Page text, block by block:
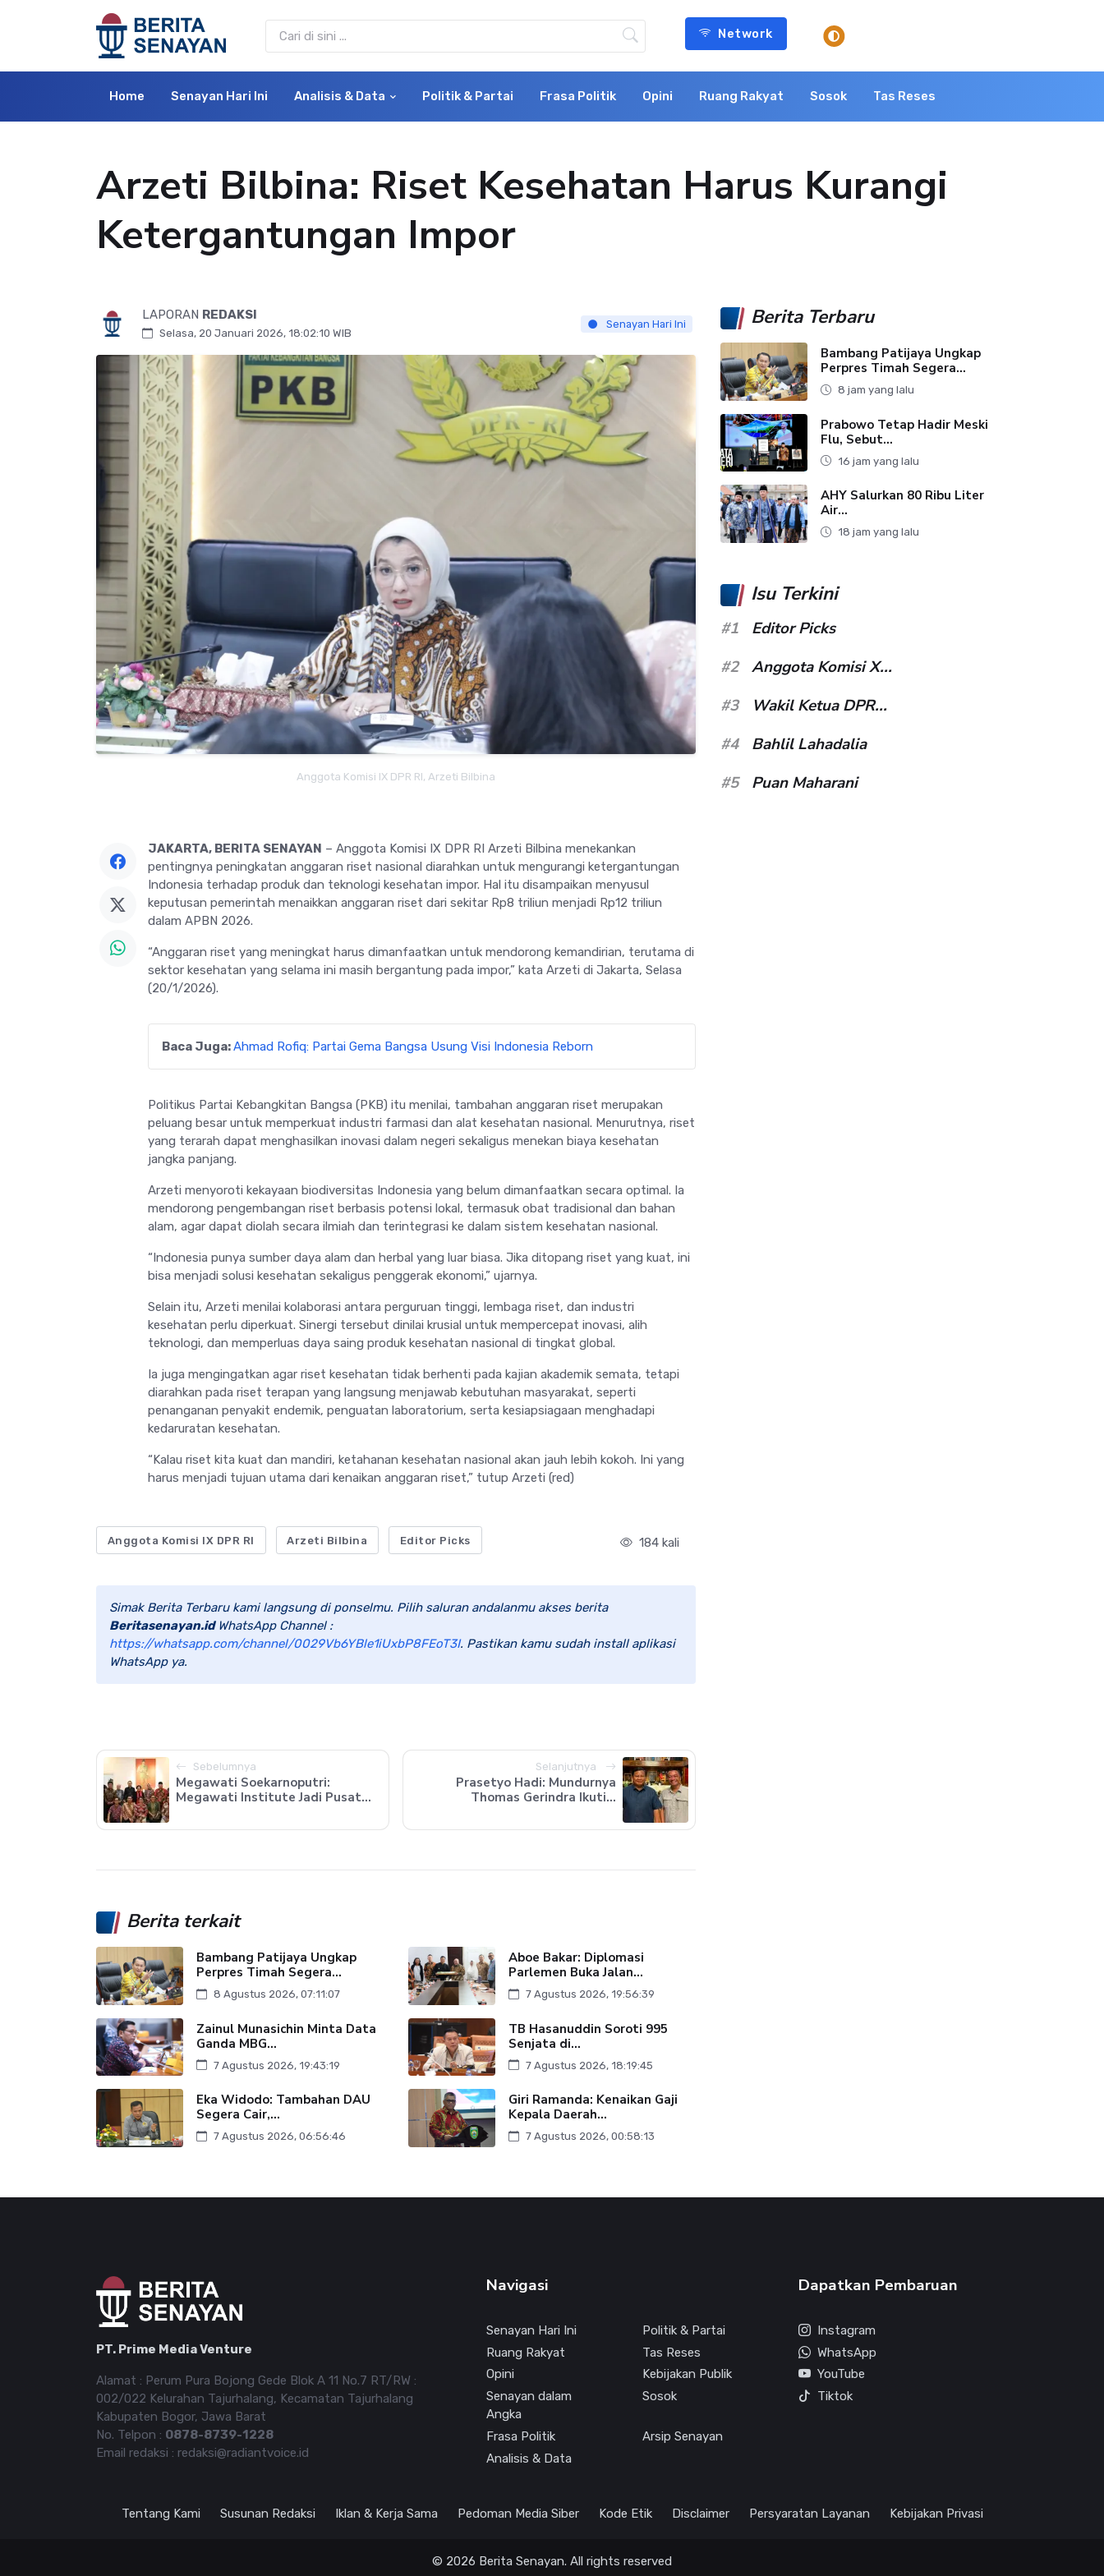
Network
Home Senayan Hari Ini Analisis & Data Politik & Partai Frasa Politik Opini Ruang Rakyat Sosok Tas Reses
Arzeti Bilbina: Riset Kesehatan Harus Kurangi
Ketergantungan Impor
LAPORAN REDAKSI
Selasa, 20 Januari 2026, 18:02:10 WIB
Senayan Hari Ini
Anggota Komisi IX DPR RI, Arzeti Bilbina
JAKARTA, BERITA SENAYAN – Anggota Komisi IX DPR RI Arzeti Bilbina menekankan
pentingnya peningkatan anggaran riset nasional diarahkan untuk mengurangi ketergantungan
Indonesia terhadap produk dan teknologi kesehatan impor. Hal itu disampaikan menyusul
keputusan pemerintah menaikkan anggaran riset dari sekitar Rp8 triliun menjadi Rp12 triliun
dalam APBN 2026.
“Anggaran riset yang meningkat harus dimanfaatkan untuk mendorong kemandirian, terutama di
sektor kesehatan yang selama ini masih bergantung pada impor,” kata Arzeti di Jakarta, Selasa
(20/1/2026).
Baca Juga:Ahmad Rofiq: Partai Gema Bangsa Usung Visi Indonesia Reborn
Politikus Partai Kebangkitan Bangsa (PKB) itu menilai, tambahan anggaran riset merupakan
peluang besar untuk memperkuat industri farmasi dan alat kesehatan nasional. Menurutnya, riset
yang terarah dapat menghasilkan inovasi dalam negeri sekaligus menekan biaya kesehatan
jangka panjang.
Arzeti menyoroti kekayaan biodiversitas Indonesia yang belum dimanfaatkan secara optimal. Ia
mendorong pengembangan riset berbasis potensi lokal, termasuk obat tradisional dan bahan
alam, agar dapat diolah secara ilmiah dan terintegrasi ke dalam sistem kesehatan nasional.
“Indonesia punya sumber daya alam dan herbal yang luar biasa. Jika ditopang riset yang kuat, ini
bisa menjadi solusi kesehatan sekaligus penggerak ekonomi,” ujarnya.
Selain itu, Arzeti menilai kolaborasi antara perguruan tinggi, lembaga riset, dan industri
kesehatan perlu diperkuat. Sinergi tersebut dinilai krusial untuk mempercepat inovasi, alih
teknologi, dan memperluas daya saing produk kesehatan nasional di tingkat global.
Ia juga mengingatkan agar riset kesehatan tidak berhenti pada kajian akademik semata, tetapi
diarahkan pada riset terapan yang langsung menjawab kebutuhan masyarakat, seperti
penanganan penyakit endemik, penguatan laboratorium, serta kesiapsiagaan menghadapi
kedaruratan kesehatan.
“Kalau riset kita kuat dan mandiri, ketahanan kesehatan nasional akan jauh lebih kokoh. Ini yang
harus menjadi tujuan utama dari kenaikan anggaran riset,” tutup Arzeti (red)
Anggota Komisi IX DPR RI Arzeti Bilbina Editor Picks 184 kali
Simak Berita Terbaru kami langsung di ponselmu. Pilih saluran andalanmu akses berita
Beritasenayan.idWhatsApp Channel :
https://whatsapp.com/channel/0029Vb6YBle1iUxbP8FEoT3I. Pastikan kamu sudah install aplikasi
WhatsApp ya.
Sebelumnya
Megawati Soekarnoputri:
Megawati Institute Jadi Pusat...
Selanjutnya
Prasetyo Hadi: Mundurnya
Thomas Gerindra Ikuti...
Berita terkait
Bambang Patijaya Ungkap
Perpres Timah Segera...
8 Agustus 2026, 07:11:07
Aboe Bakar: Diplomasi
Parlemen Buka Jalan...
7 Agustus 2026, 19:56:39
Zainul Munasichin Minta Data
Ganda MBG...
7 Agustus 2026, 19:43:19
TB Hasanuddin Soroti 995
Senjata di...
7 Agustus 2026, 18:19:45
Eka Widodo: Tambahan DAU
Segera Cair,...
7 Agustus 2026, 06:56:46
Giri Ramanda: Kenaikan Gaji
Kepala Daerah...
7 Agustus 2026, 00:58:13
Berita Terbaru
Bambang Patijaya Ungkap
Perpres Timah Segera...
8 jam yang lalu
Prabowo Tetap Hadir Meski
Flu, Sebut...
16 jam yang lalu
AHY Salurkan 80 Ribu Liter
Air...
18 jam yang lalu
Isu Terkini
#1
Editor Picks
#2
Anggota Komisi X...
#3
Wakil Ketua DPR...
#4
Bahlil Lahadalia
#5
Puan Maharani
PT. Prime Media Venture
Alamat : Perum Pura Bojong Gede Blok A 11 No.7 RT/RW :
002/022 Kelurahan Tajurhalang, Kecamatan Tajurhalang
Kabupaten Bogor, Jawa Barat
No. Telpon : 0878-8739-1228
Email redaksi : redaksi@radiantvoice.id
Navigasi
Senayan Hari Ini
Politik & Partai
Ruang Rakyat
Tas Reses
Opini
Kebijakan Publik
Senayan dalam
Angka
Sosok
Frasa Politik
Arsip Senayan
Analisis & Data
Dapatkan Pembaruan
Instagram
WhatsApp
YouTube
Tiktok
Tentang Kami Susunan Redaksi Iklan & Kerja Sama Pedoman Media Siber Kode Etik Disclaimer Persyaratan Layanan Kebijakan Privasi
© 2026 Berita Senayan. All rights reserved